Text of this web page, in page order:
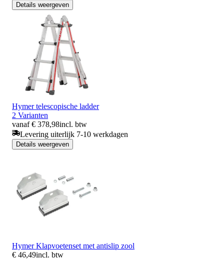
Details weergeven
Hymer telescopische ladder
2 Varianten
vanaf € 378,98incl. btw
Levering uiterlijk 7-10 werkdagen
Details weergeven
Hymer Klapvoetenset met antislip zool
€ 46,49incl. btw